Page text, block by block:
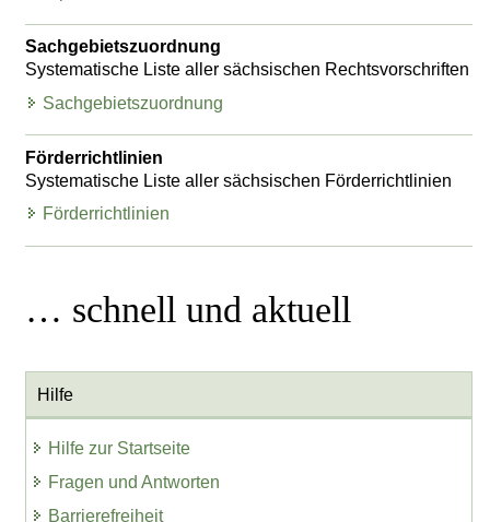
Sachgebietszuordnung
Systematische Liste aller sächsischen Rechtsvorschriften
Sachgebietszuordnung
Förderrichtlinien
Systematische Liste aller sächsischen Förderrichtlinien
Förderrichtlinien
… schnell und aktuell
Hilfe
Hilfe zur Startseite
Fragen und Antworten
Barrierefreiheit